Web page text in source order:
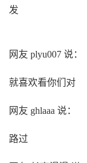
网友 plyu007 说：
就喜欢看你们对
网友 ghlaaa 说：
路过